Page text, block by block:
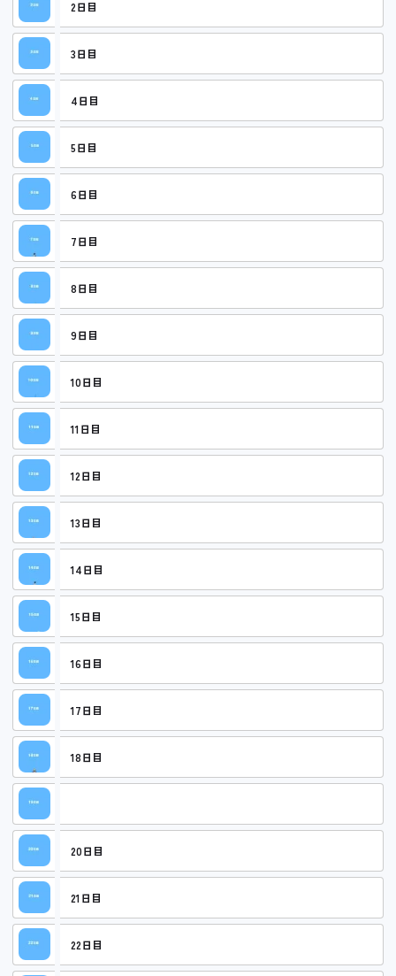
2日目
3日目
4日目
5日目
6日目
7日目
8日目
9日目
10日目
11日目
12日目
13日目
14日目
15日目
16日目
17日目
18日目
20日目
21日目
22日目